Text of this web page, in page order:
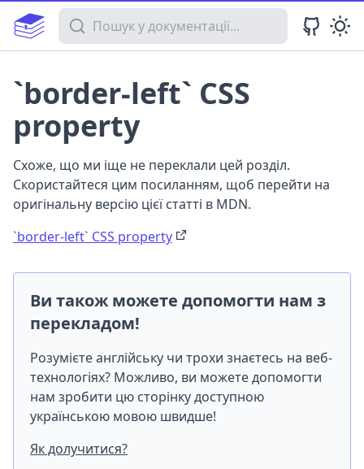
Пошук у документації
`border-left` CSS
property
Схоже, що ми іще не переклали цей розділ.
Скористайтеся цим посиланням, щоб перейти на
оригінальну версію цієї статті в MDN.
`border-left` CSS property
Ви також можете допомогти нам з
перекладом!
Розумієте англійську чи трохи знаєтесь на веб-
технологіях? Можливо, ви можете допомогти
нам зробити цю сторінку доступною
українською мовою швидше!
Як долучитися?